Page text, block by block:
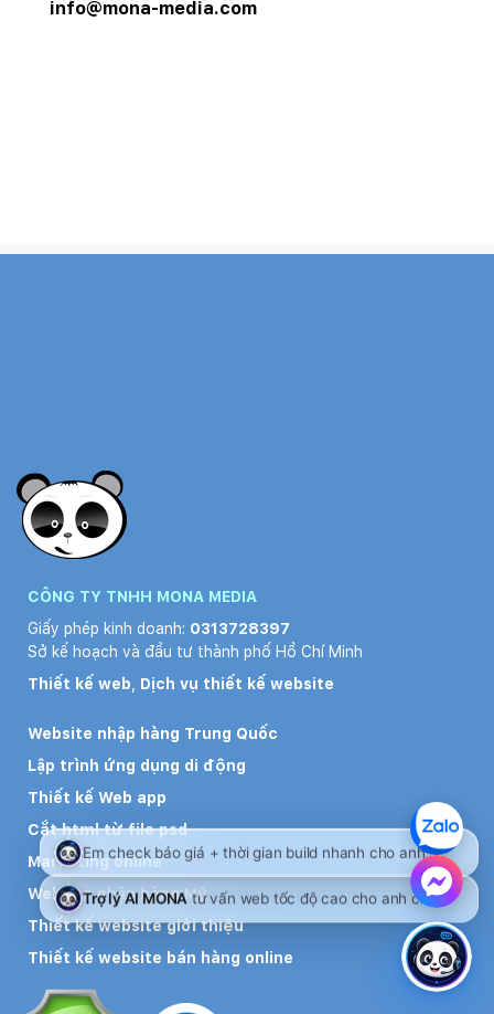
info@mona-media.com
CÔNG TY TNHH MONA MEDIA
Giấy phép kinh doanh: 0313728397
Sở kế hoạch và đầu tư thành phố Hồ Chí Minh
Thiết kế web
Dịch vụ thiết kế website
Website nhập hàng Trung Quốc
Lập trình ứng dụng di động
Thiết kế Web app
Cắt html từ file psd
Marketing online
Website nhập hàng Mỹ
Thiết kế website giới thiệu
Thiết kế website bán hàng online